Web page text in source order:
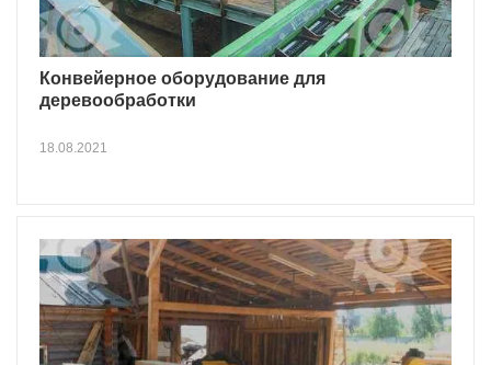
Конвейерное оборудование для
деревообработки
18.08.2021